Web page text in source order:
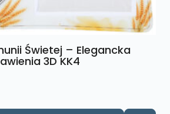
Świetej – Elegancka
3D KK4